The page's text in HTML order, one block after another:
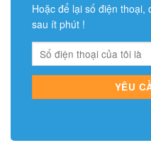
Hoặc để lại số điện thoại,
sau ít phút !